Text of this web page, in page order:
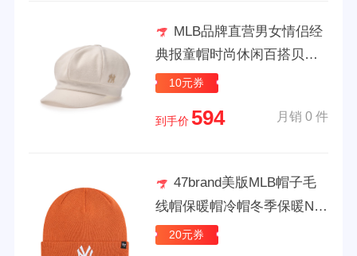
MLB品牌直营男女情侣经
典报童帽时尚休闲百搭贝雷
帽秋冬CB003 纽约洋基队/深
10元券
到手价 594 月销 0 件
47brand美版MLB帽子毛
线帽保暖帽冷帽冬季保暖NY/
LA刺绣美国47brand 焦糖色
20元券